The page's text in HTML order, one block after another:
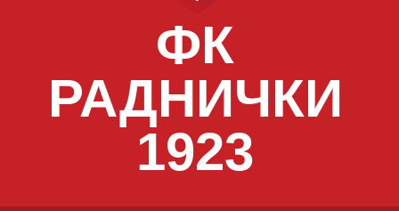
ФК
РАДНИЧКИ
1923